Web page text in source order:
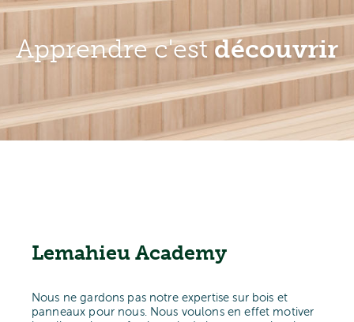
Apprendre c'estdécouvrir
Lemahieu Academy
Nous ne gardons pas notre expertise sur bois et
panneaux pour nous. Nous voulons en effet motiver